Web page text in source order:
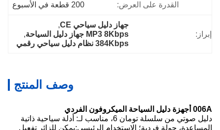
القدرة على العرض: 200 قطعة في الأسبوع
إبراز:
جهاز دليل سياحي CE
,
MP3 8Kbps جهاز دليل السياحة
,
384Kbps نظام دليل سياحي رقمي
وصف المنتج
006A أجهزة دليل السياحة الميكروفون الفردي
دليل صوتي من سلسلة تومان 6، مناسب لـ: أدلة سياحية ذاتية
المساعدة، جولة فردية؛ الاستخدام الرئيسي:يمكن للزائر تفعيل